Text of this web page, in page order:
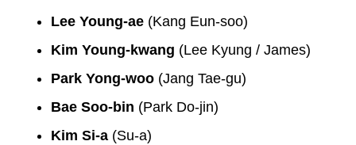
Lee Young-ae (Kang Eun-soo)
Kim Young-kwang (Lee Kyung / James)
Park Yong-woo (Jang Tae-gu)
Bae Soo-bin (Park Do-jin)
Kim Si-a (Su-a)